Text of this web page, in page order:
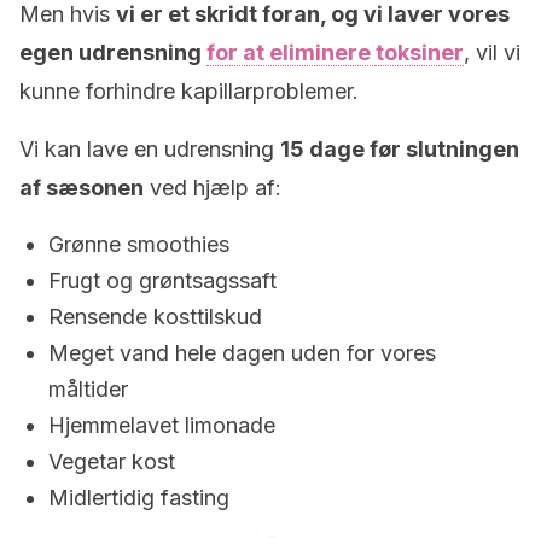
Men hvis vi er et skridt foran, og vi laver vores
egen udrensning for at elimineretoksiner, vil vi
kunne forhindre kapillarproblemer.
Vi kan lave en udrensning 15 dage før slutningen
af sæsonen ved hjælp af:
Grønne smoothies
Frugt og grøntsagssaft
Rensende kosttilskud
Meget vand hele dagen uden for vores
måltider
Hjemmelavet limonade
Vegetar kost
Midlertidig fasting